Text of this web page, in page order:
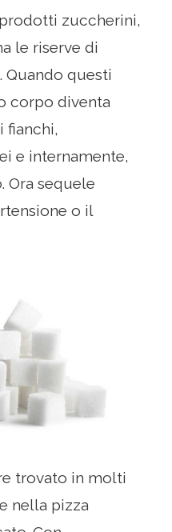
zuccherini,
le riserve di
questi
corpo diventa
fianchi,
e internamente,
Ora sequele
o il
trovato in molti
nella pizza